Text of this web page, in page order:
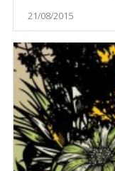
21/08/2015